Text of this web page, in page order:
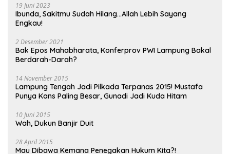
19 Juni 2023
Ibunda, Sakitmu Sudah Hilang…Allah Lebih Sayang
Engkau!
2 Desember 2021
Bak Epos Mahabharata, Konferprov PWI Lampung Bakal
Berdarah-Darah?
14 November 2015
Lampung Tengah Jadi Pilkada Terpanas 2015! Mustafa
Punya Kans Paling Besar, Gunadi Jadi Kuda Hitam
10 Juni 2015
Wah, Dukun Banjir Duit
28 April 2015
Mau Dibawa Kemana Penegakan Hukum Kita?!